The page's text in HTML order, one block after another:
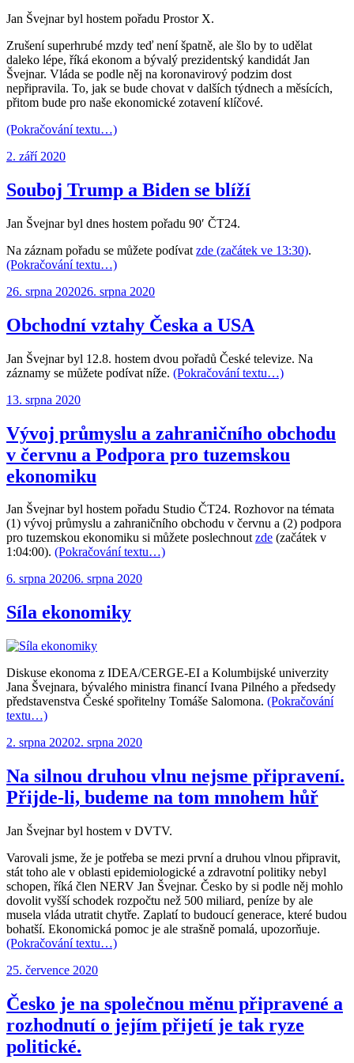
Jan Švejnar byl hostem pořadu Prostor X.
Zrušení superhrubé mzdy teď není špatně, ale šlo by to udělat
daleko lépe, říká ekonom a bývalý prezidentský kandidát Jan
Švejnar. Vláda se podle něj na koronavirový podzim dost
nepřipravila. To, jak se bude chovat v dalších týdnech a měsících,
přitom bude pro naše ekonomické zotavení klíčové.
(Pokračování textu…)
Publikováno:
2. září 2020
Souboj Trump a Biden se blíží
Jan Švejnar byl dnes hostem pořadu 90′ ČT24.
Na záznam pořadu se můžete podívat zde (začátek ve 13:30).
(Pokračování textu…)
Publikováno:
26. srpna 202026. srpna 2020
Obchodní vztahy Česka a USA
Jan Švejnar byl 12.8. hostem dvou pořadů České televize. Na
záznamy se můžete podívat níže. (Pokračování textu…)
Publikováno:
13. srpna 2020
Vývoj průmyslu a zahraničního obchodu
v červnu a Podpora pro tuzemskou
ekonomiku
Jan Švejnar byl hostem pořadu Studio ČT24. Rozhovor na témata
(1) vývoj průmyslu a zahraničního obchodu v červnu a (2) podpora
pro tuzemskou ekonomiku si můžete poslechnoutzde (začátek v
1:04:00). (Pokračování textu…)
Publikováno:
6. srpna 20206. srpna 2020
Síla ekonomiky
Diskuse ekonoma z IDEA/CERGE-EI a Kolumbijské univerzity
Jana Švejnara, bývalého ministra financí Ivana Pilného a předsedy
představenstva České spořitelny Tomáše Salomona. (Pokračování
textu…)
Publikováno:
2. srpna 20202. srpna 2020
Na silnou druhou vlnu nejsme připravení.
Přijde-li, budeme na tom mnohem hůř
Jan Švejnar byl hostem v DVTV.
Varovali jsme, že je potřeba se mezi první a druhou vlnou připravit,
stát toho ale v oblasti epidemiologické a zdravotní politiky nebyl
schopen, říká člen NERV Jan Švejnar. Česko by si podle něj mohlo
dovolit vyšší schodek rozpočtu než 500 miliard, peníze by ale
musela vláda utratit chytře. Zaplatí to budoucí generace, které budou
bohatší. Ekonomická pomoc je ale strašně pomalá, upozorňuje.
(Pokračování textu…)
Publikováno:
25. července 2020
Česko je na společnou měnu připravené a
rozhodnutí o jejím přijetí je tak ryze
politické.